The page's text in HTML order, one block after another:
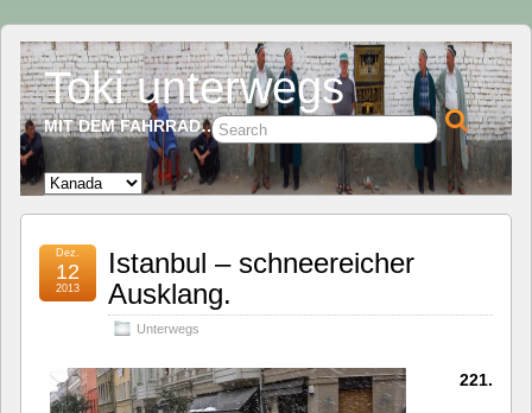
Toki unterwegs
MIT DEM FAHRRAD…
Istanbul – schneereicher
Ausklang.
Unterwegs
Dez.
12
2013
221.